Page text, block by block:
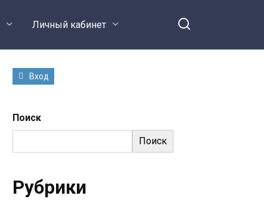
Личный кабинет
Вход
Поиск
Поиск
Рубрики